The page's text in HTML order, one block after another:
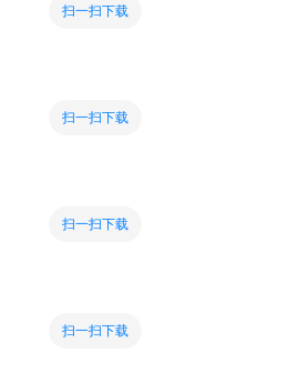
扫一扫下载
扫一扫下载
扫一扫下载
扫一扫下载